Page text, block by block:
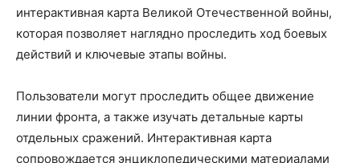
интерактивная карта Великой Отечественной войны,
которая позволяет наглядно проследить ход боевых
действий и ключевые этапы войны.
Пользователи могут проследить общее движение
линии фронта, а также изучать детальные карты
отдельных сражений. Интерактивная карта
сопровождается энциклопедическими материалами